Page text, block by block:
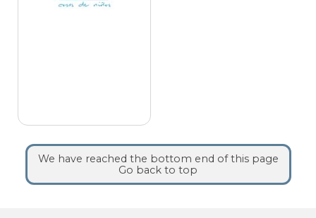
We have reached the bottom end of this page
Go back to top